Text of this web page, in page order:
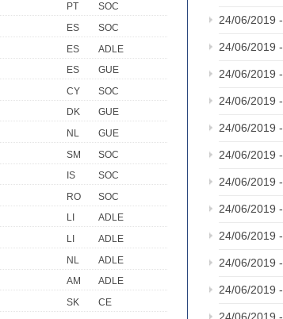
PT
SOC
ES
SOC
ES
ADLE
ES
GUE
CY
SOC
DK
GUE
NL
GUE
SM
SOC
IS
SOC
RO
SOC
LI
ADLE
LI
ADLE
NL
ADLE
AM
ADLE
SK
CE
24/06/2019 -
24/06/2019 -
24/06/2019 -
24/06/2019 -
24/06/2019 -
24/06/2019 -
24/06/2019 -
24/06/2019 -
24/06/2019 -
24/06/2019 -
24/06/2019 -